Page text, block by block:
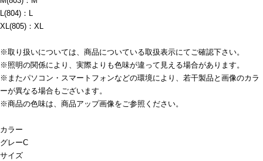
L(804)：L
XL(805)：XL
※取り扱いについては、商品についている取扱表示にてご確認下さい。
※照明の関係により、実際よりも色味が違って見える場合があります。
※またパソコン・スマートフォンなどの環境により、若干製品と画像のカラ
ーが異なる場合もございます。
※商品の色味は、商品アップ画像をご参照ください。
カラー
グレーC
サイズ